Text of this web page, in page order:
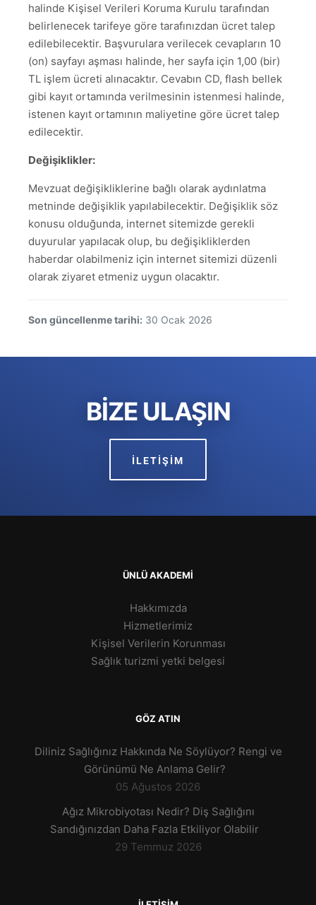
halinde Kişisel Verileri Koruma Kurulu tarafından
belirlenecek tarifeye göre tarafınızdan ücret talep
edilebilecektir. Başvurulara verilecek cevapların 10
(on) sayfayı aşması halinde, her sayfa için 1,00 (bir)
TL işlem ücreti alınacaktır. Cevabın CD, flash bellek
gibi kayıt ortamında verilmesinin istenmesi halinde,
istenen kayıt ortamının maliyetine göre ücret talep
edilecektir.
Değişiklikler:
Mevzuat değişikliklerine bağlı olarak aydınlatma
metninde değişiklik yapılabilecektir. Değişiklik söz
konusu olduğunda, internet sitemizde gerekli
duyurular yapılacak olup, bu değişikliklerden
haberdar olabilmeniz için internet sitemizi düzenli
olarak ziyaret etmeniz uygun olacaktır.
Son güncellenme tarihi: 30 Ocak 2026
BİZE ULAŞIN
İLETİŞİM
ÜNLÜ AKADEMİ
Hakkımızda
Hizmetlerimiz
Kişisel Verilerin Korunması
Sağlık turizmi yetki belgesi
GÖZ ATIN
Diliniz Sağlığınız Hakkında Ne Söylüyor? Rengi ve
Görünümü Ne Anlama Gelir?
05 Ağustos 2026
Ağız Mikrobiyotası Nedir? Diş Sağlığını
Sandığınızdan Daha Fazla Etkiliyor Olabilir
29 Temmuz 2026